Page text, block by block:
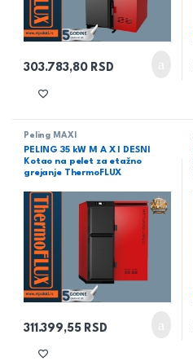
303.783,80 RSD
Peling MAXI
PELING 35 kW M A X I DESNI
Kotao na pelet za etažno
grejanje ThermoFLUX
311.399,55 RSD